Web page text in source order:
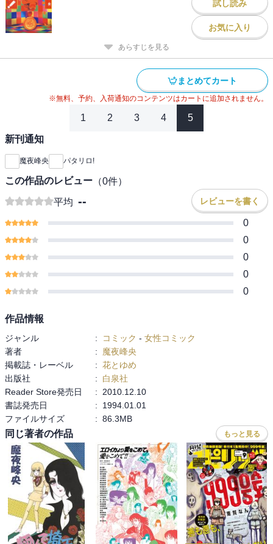
試し読み
お気に入り
あらすじを見る
まとめてカート
※無料、予約、入荷通知のコンテンツはカートに追加されません。
1 2 3 4 5
新刊通知
魔夜峰央 パタリロ!
この作品のレビュー （0件）
平均 -- レビューを書く
0
0
0
0
0
作品情報
ジャンル : コミック - 女性コミック
著者
:
魔夜峰央
掲載誌・レーベル
: 花とゆめ
出版社
:
白泉社
Reader Store発売日
:
2010.12.10
書誌発売日
:
1994.01.01
ファイルサイズ
: 86.3MB
同じ著者の作品 もっと見る